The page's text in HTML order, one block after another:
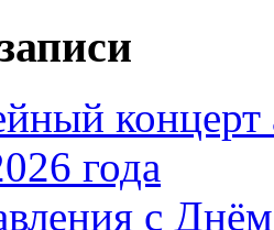
концерт
года
с